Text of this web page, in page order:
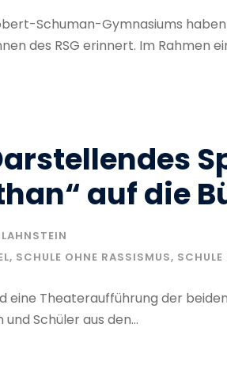
Schuman-Gymnasiums
des RSG erinnert. Im Rahmen
auf die
, SCHULE OHNE RASSISMUS,
eine Theateraufführung der
Schüler aus den...